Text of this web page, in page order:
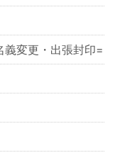
変更・出張封印=